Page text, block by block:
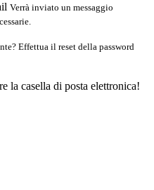
Verrà inviato un messaggio
Effettua il reset della password
la casella di posta elettronica!